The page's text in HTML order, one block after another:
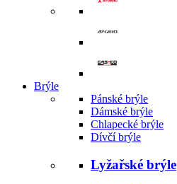
Brýle
Pánské brýle
Dámské brýle
Chlapecké brýle
Dívčí brýle
Lyžařské brýle